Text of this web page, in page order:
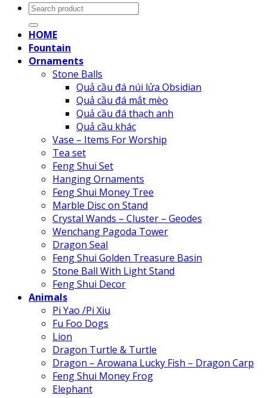
Search
for:
HOME
Fountain
Ornaments
Stone Balls
Quả cầu đá núi lửa Obsidian
Quả cầu đá mắt mèo
Quả cầu đá thạch anh
Quả cầu khác
Vase – Items For Worship
Tea set
Feng Shui Set
Hanging Ornaments
Feng Shui Money Tree
Marble Disc on Stand
Crystal Wands – Cluster – Geodes
Wenchang Pagoda Tower
Dragon Seal
Feng Shui Golden Treasure Basin
Stone Ball With Light Stand
Feng Shui Decor
Animals
Pi Yao /Pi Xiu
Fu Foo Dogs
Lion
Dragon Turtle & Turtle
Dragon – Arowana Lucky Fish – Dragon Carp
Feng Shui Money Frog
Elephant